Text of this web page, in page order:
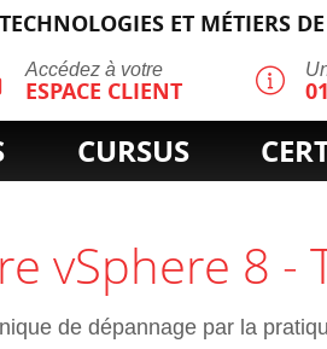
ET MÉTIERS
Accédez à votre
ESPACE CLIENT
CURSUS
vSphere 8
de dépannage par la